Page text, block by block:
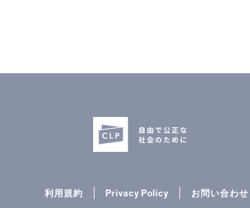
利用規約 Privacy Policy お問い合わせ